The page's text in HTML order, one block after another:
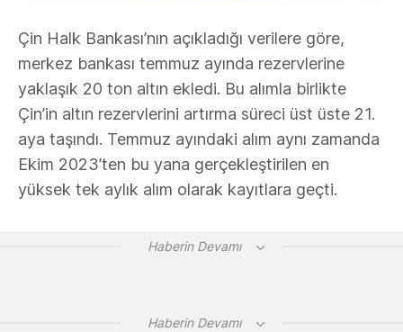
Çin Halk Bankası’nın açıkladığı verilere göre,
merkez bankası temmuz ayında rezervlerine
yaklaşık 20 ton altın ekledi. Bu alımla birlikte
Çin’in altın rezervlerini artırma süreci üst üste 21.
aya taşındı. Temmuz ayındaki alım aynı zamanda
Ekim 2023’ten bu yana gerçekleştirilen en
yüksek tek aylık alım olarak kayıtlara geçti.
Haberin Devamı
Haberin Devamı